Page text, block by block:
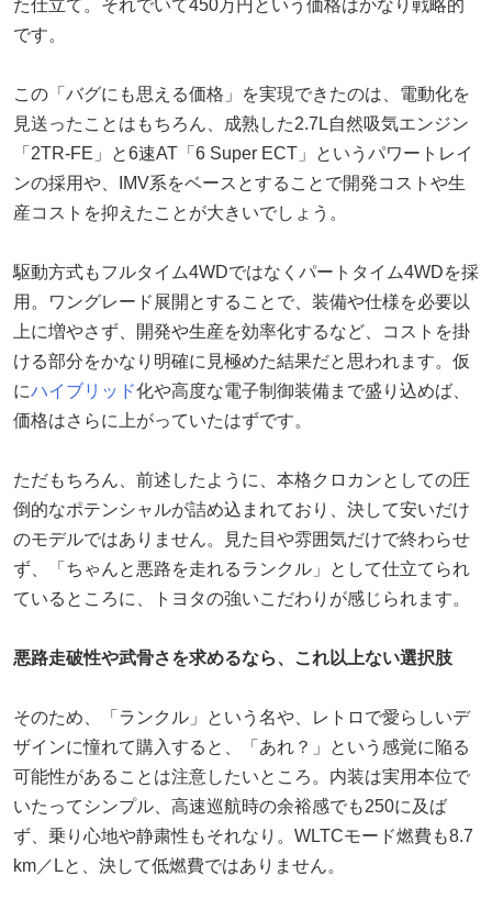
た仕立て。それでいて450万円という価格はかなり戦略的
です。
この「バグにも思える価格」を実現できたのは、電動化を
見送ったことはもちろん、成熟した2.7L自然吸気エンジン
「2TR-FE」と6速AT「6 Super ECT」というパワートレイ
ンの採用や、IMV系をベースとすることで開発コストや生
産コストを抑えたことが大きいでしょう。
駆動方式もフルタイム4WDではなくパートタイム4WDを採
用。ワングレード展開とすることで、装備や仕様を必要以
上に増やさず、開発や生産を効率化するなど、コストを掛
ける部分をかなり明確に見極めた結果だと思われます。仮
にハイブリッド化や高度な電子制御装備まで盛り込めば、
価格はさらに上がっていたはずです。
ただもちろん、前述したように、本格クロカンとしての圧
倒的なポテンシャルが詰め込まれており、決して安いだけ
のモデルではありません。見た目や雰囲気だけで終わらせ
ず、「ちゃんと悪路を走れるランクル」として仕立てられ
ているところに、トヨタの強いこだわりが感じられます。
悪路走破性や武骨さを求めるなら、これ以上ない選択肢
そのため、「ランクル」という名や、レトロで愛らしいデ
ザインに憧れて購入すると、「あれ？」という感覚に陥る
可能性があることは注意したいところ。内装は実用本位で
いたってシンプル、高速巡航時の余裕感でも250に及ば
ず、乗り心地や静粛性もそれなり。WLTCモード燃費も8.7
km／Lと、決して低燃費ではありません。